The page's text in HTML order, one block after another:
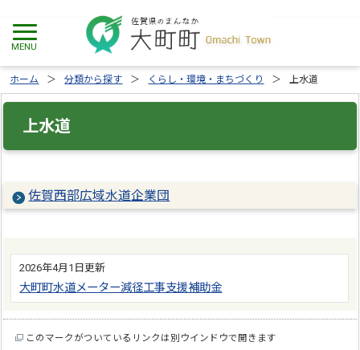
ホーム 分類から探す くらし・環境・まちづくり 上水道
上水道
佐賀西部広域水道企業団
2026年4月1日更新
大町町水道メーター減径工事支援補助金
このマークがついているリンクは別ウインドウで開きます